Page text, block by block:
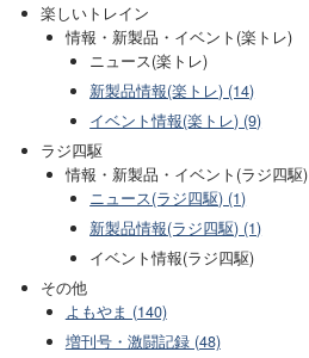
楽しいトレイン
情報・新製品・イベント(楽トレ)
ニュース(楽トレ)
新製品情報(楽トレ) (14)
イベント情報(楽トレ) (9)
ラジ四駆
情報・新製品・イベント(ラジ四駆)
ニュース(ラジ四駆) (1)
新製品情報(ラジ四駆) (1)
イベント情報(ラジ四駆)
その他
よもやま (140)
増刊号・激闘記録 (48)